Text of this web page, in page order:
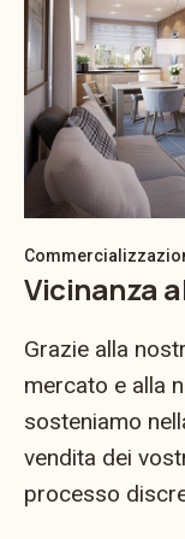
Vicinanza
Grazie alla
mercato e alla
sosteniamo
vendita dei
processo